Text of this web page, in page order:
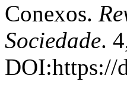
Conexos.
Sociedade.
DOI:https://